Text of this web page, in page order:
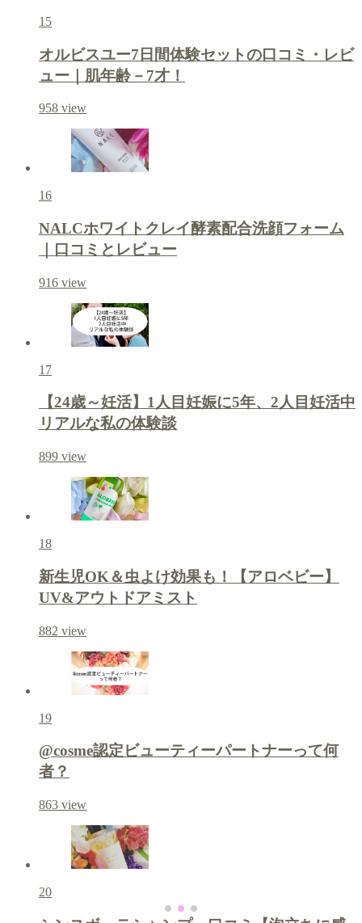
15
オルビスユー7日間体験セットの口コミ・レビ
ュー｜肌年齢－7才！
958 view
16
NALCホワイトクレイ酵素配合洗顔フォーム
｜口コミとレビュー
916 view
17
【24歳～妊活】1人目妊娠に5年、2人目妊活中
リアルな私の体験談
899 view
18
新生児OK＆虫よけ効果も！【アロベビー】
UV&アウトドアミスト
882 view
19
@cosme認定ビューティーパートナーって何
者？
863 view
20